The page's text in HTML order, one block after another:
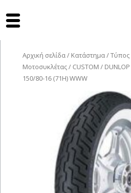
Αρχική σελίδα/ Κατάστημα/Τύπος
Μοτοσυκλέτας/ CUSTOM / DUNLOP
150/80-16 (71H) WWW